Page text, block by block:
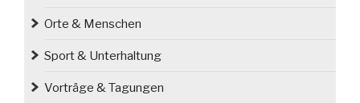
Orte & Menschen
Sport & Unterhaltung
Vorträge & Tagungen